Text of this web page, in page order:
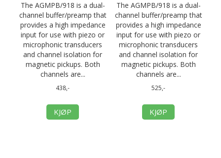
The AGMPB/918 is a dual-
channel buffer/preamp that
provides a high impedance
input for use with piezo or
microphonic transducers
and channel isolation for
magnetic pickups. Both
channels are...
438,-
KJØP
The AGMPB/918 is a dual-
channel buffer/preamp that
provides a high impedance
input for use with piezo or
microphonic transducers
and channel isolation for
magnetic pickups. Both
channels are...
525,-
KJØP